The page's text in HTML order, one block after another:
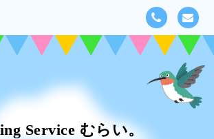
Service むらい。